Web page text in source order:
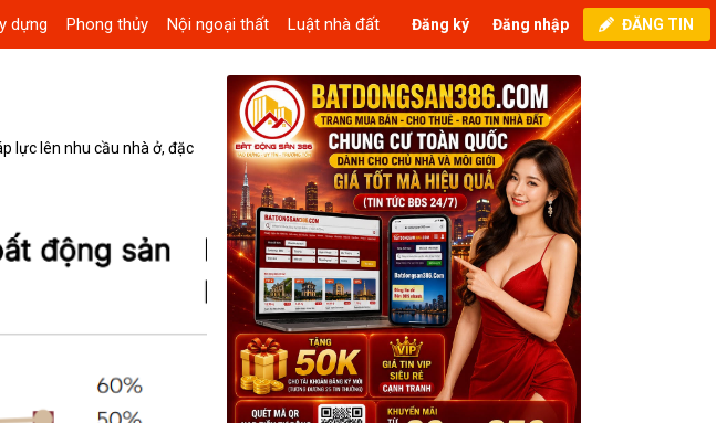
dựng Phong thủy Nội ngoại thất Luật nhà đất ĐĂNG TIN
Đăng nhập
Đăng ký
lực lên nhu cầu nhà ở, đặc